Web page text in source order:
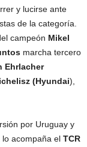
y lucirse ante
de la categoría.
campeón Mikel
marcha tercero
Ehrlacher
(Hyundai),
por Uruguay y
acompaña el TCR